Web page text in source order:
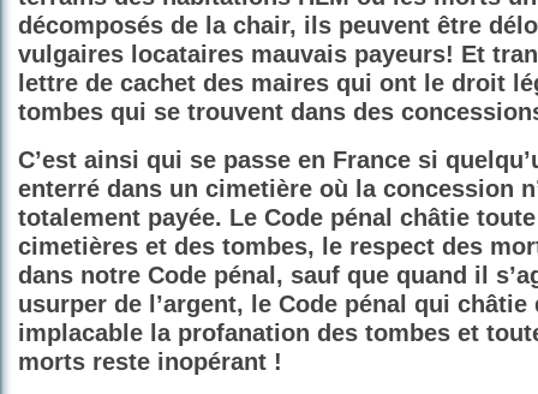
décomposés de la chair, ils peuvent être
vulgaires locataires mauvais payeurs! Et
lettre de cachet des maires qui ont le droit
tombes qui se trouvent dans des
C’est ainsi qui se passe en France si
enterré dans un cimetière où la concession
totalement payée. Le Code pénal châtie
cimetières et des tombes, le respect des
dans notre Code pénal, sauf que quand il
usurper de l’argent, le Code pénal qui châtie
implacable la profanation des tombes et
morts reste inopérant !